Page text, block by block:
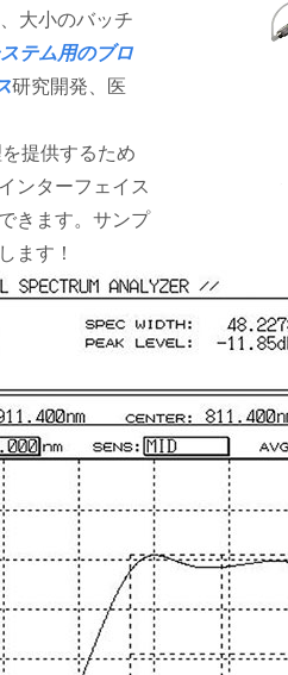
大小のバッチ
テム用のブロ
研究開発、医
提供するため
ンターフェイス
きます。サンプ
ます！